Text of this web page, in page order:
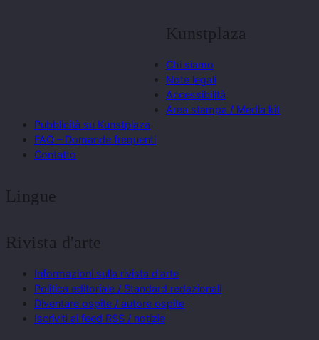
Kunstplaza
Chi siamo
Note legali
Accessibilità
Area stampa / Media kit
Pubblicità su Kunstplaza
FAQ – Domande frequenti
Contatto
Lingue
Rivista d'arte
Informazioni sulla rivista d'arte
Politica editoriale / Standard redazionali
Diventare ospite / autore ospite
Iscriviti ai feed RSS / notizie